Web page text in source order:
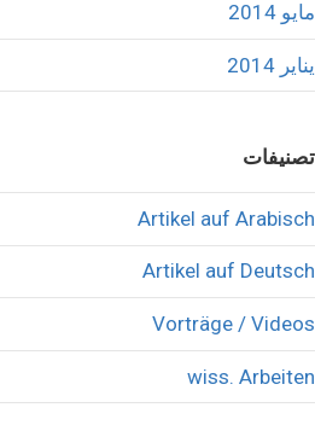
مايو 2014
يناير 2014
تصنيفات
Artikel auf Arabisch
Artikel auf Deutsch
Vorträge / Videos
wiss. Arbeiten